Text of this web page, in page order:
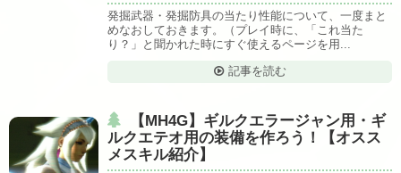
発掘武器・発掘防具の当たり性能について、一度まと
めなおしておきます。（プレイ時に、「これ当た
り？」と聞かれた時にすぐ使えるページを用...
記事を読む
【MH4G】ギルクエラージャン用・ギ
ルクエテオ用の装備を作ろう！【オスス
メスキル紹介】